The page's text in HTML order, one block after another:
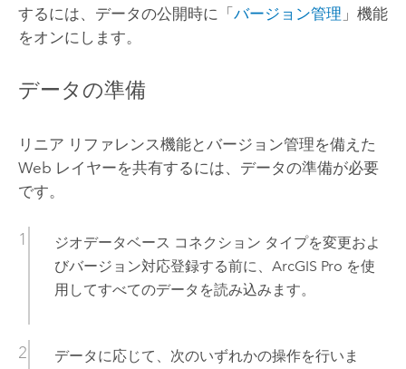
するには、データの公開時に「バージョン管理 」機能
をオンにします。
データの準備
リニア リファレンス機能とバージョン管理を備えた
Web レイヤーを共有するには、データの準備が必要
です。
ジオデータベース コネクション タイプを変更およ
びバージョン対応登録する前に、 ArcGIS Pro を使
用してすべてのデータを読み込みます。
データに応じて、次のいずれかの操作を行いま